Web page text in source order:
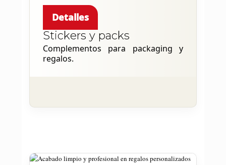
Detalles
Stickers y packs
Complementos para packaging y
regalos.